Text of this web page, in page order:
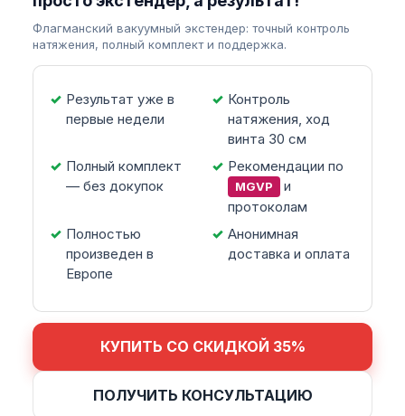
Флагманский вакуумный экстендер: точный контроль
натяжения, полный комплект и поддержка.
Результат уже в
первые недели
Контроль
натяжения, ход
винта 30 см
Полный комплект
— без докупок
Рекомендации по
MGVP
и
протоколам
Полностью
произведен в
Европе
Анонимная
доставка и оплата
КУПИТЬ СО СКИДКОЙ 35%
ПОЛУЧИТЬ КОНСУЛЬТАЦИЮ